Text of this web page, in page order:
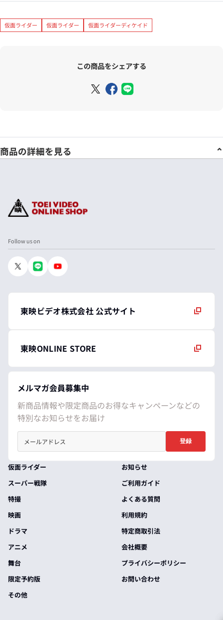
仮面ライダー 仮面ライダー 仮面ライダーディケイド
この商品をシェアする
商品の詳細を見る
Follow us on
東映ビデオ株式会社 公式サイト
東映ONLINE STORE
メルマガ会員募集中
新商品情報や限定商品のお得なキャンペーンなどの
特別なお知らせをお届け
登録
仮面ライダー
スーパー戦隊
特撮
映画
ドラマ
アニメ
舞台
限定予約版
その他
お知らせ
ご利用ガイド
よくある質問
利用規約
特定商取引法
会社概要
プライバシーポリシー
お問い合わせ